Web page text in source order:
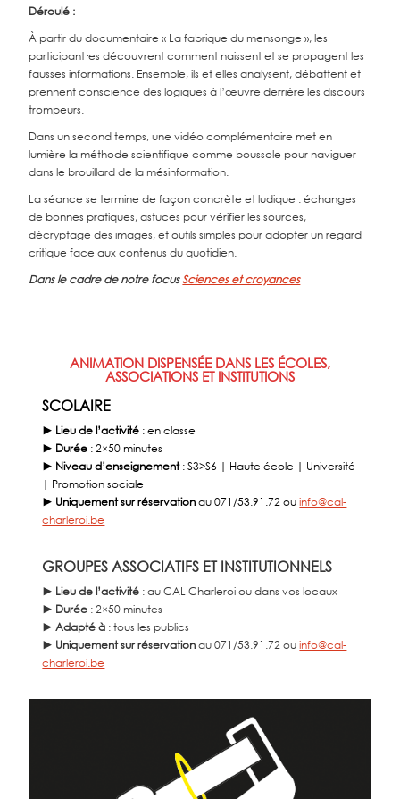
Déroulé :
À partir du documentaire « La fabrique du mensonge », les
participant·es découvrent comment naissent et se propagent les
fausses informations. Ensemble, ils et elles analysent, débattent et
prennent conscience des logiques à l’œuvre derrière les discours
trompeurs.
Dans un second temps, une vidéo complémentaire met en
lumière la méthode scientifique comme boussole pour naviguer
dans le brouillard de la mésinformation.
La séance se termine de façon concrète et ludique : échanges
de bonnes pratiques, astuces pour vérifier les sources,
décryptage des images, et outils simples pour adopter un regard
critique face aux contenus du quotidien.
Dans le cadre de notre focusSciences et croyances
ANIMATION DISPENSÉE DANS LES ÉCOLES,
ASSOCIATIONS ET INSTITUTIONS
SCOLAIRE
► Lieu de l’activité : en classe
► Durée : 2×50 minutes
► Niveau d’enseignement: S3>S6 | Haute école | Université
| Promotion sociale
► Uniquement sur réservationau 071/53.91.72 ouinfo@cal-
charleroi.be
GROUPES ASSOCIATIFS ET INSTITUTIONNELS
► Lieu de l’activité : au CAL Charleroi ou dans vos locaux
► Durée : 2×50 minutes
► Adapté à : tous les publics
► Uniquement sur réservationau 071/53.91.72 ouinfo@cal-
charleroi.be